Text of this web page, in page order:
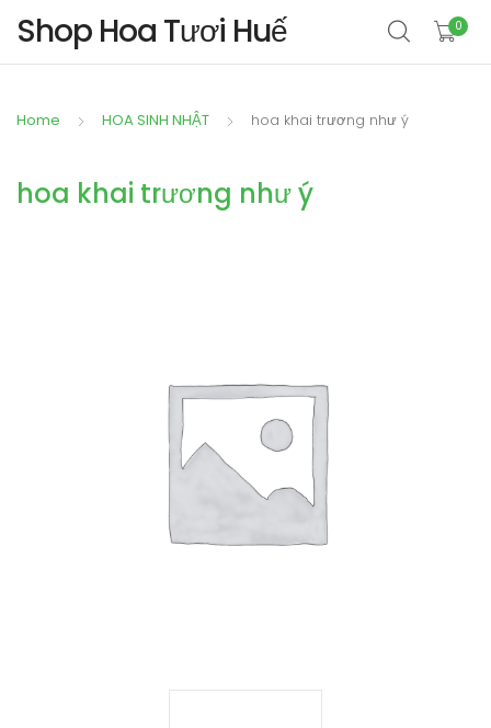
Shop Hoa Tươi Huế 0
Home HOA SINH NHẬT hoa khai trương như ý
hoa khai trương như ý